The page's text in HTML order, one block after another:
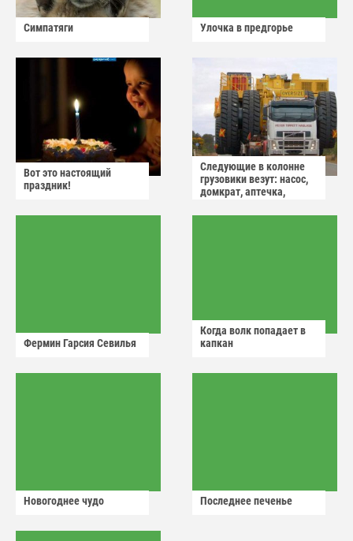
Симпатяги Улочка в предгорье
Вот это настоящий
праздник!
Следующие в колонне
грузовики везут: насос,
домкрат, аптечка,
Фермин Гарсия Севилья
Когда волк попадает в
капкан
Новогоднее чудо Последнее печенье